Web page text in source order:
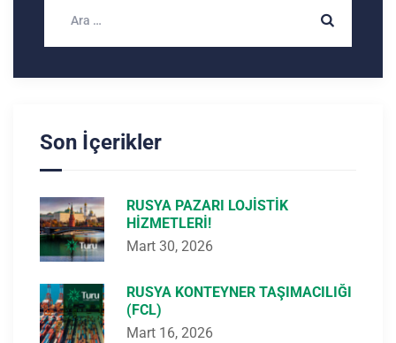
Son İçerikler
RUSYA PAZARI LOJISTIK
HIZMETLERI!
Mart 30, 2026
RUSYA KONTEYNER TAŞIMACILIĞI
(FCL)
Mart 16, 2026